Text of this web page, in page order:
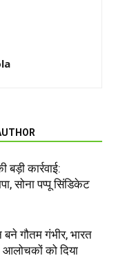
कार्रवाई:
सोना पप्पू सिंडिकेट
गौतम गंभीर, भारत
आलोचकों को दिया